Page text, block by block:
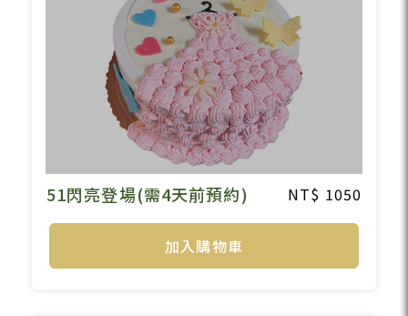
51閃亮登場(需4天前預約) 1050
加入購物車